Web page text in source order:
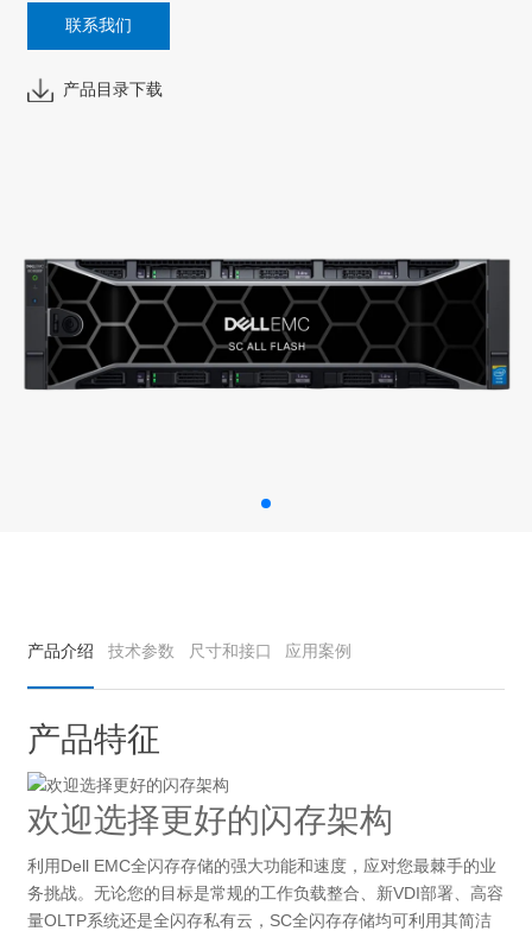
联系我们
产品目录下载
产品介绍 技术参数 尺寸和接口 应用案例
产品特征
欢迎选择更好的闪存架构
利用Dell EMC全闪存存储的强大功能和速度，应对您最棘手的业
务挑战。无论您的目标是常规的工作负载整合、新VDI部署、高容
量OLTP系统还是全闪存私有云，SC全闪存存储均可利用其简洁